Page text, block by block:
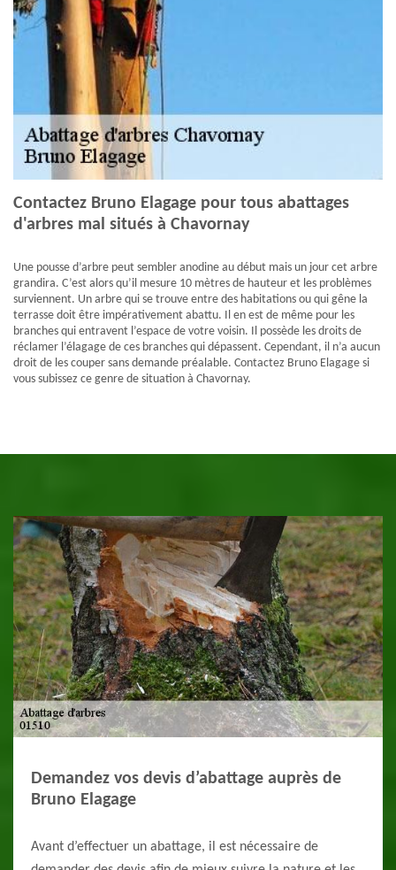
Contactez Bruno Elagage pour tous abattages
d'arbres mal situés à Chavornay
Une pousse d’arbre peut sembler anodine au début mais un jour cet arbre
grandira. C’est alors qu’il mesure 10 mètres de hauteur et les problèmes
surviennent. Un arbre qui se trouve entre des habitations ou qui gêne la
terrasse doit être impérativement abattu. Il en est de même pour les
branches qui entravent l’espace de votre voisin. Il possède les droits de
réclamer l’élagage de ces branches qui dépassent. Cependant, il n’a aucun
droit de les couper sans demande préalable. Contactez Bruno Elagage si
vous subissez ce genre de situation à Chavornay.
Demandez vos devis d’abattage auprès de
Bruno Elagage
Avant d’effectuer un abattage, il est nécessaire de